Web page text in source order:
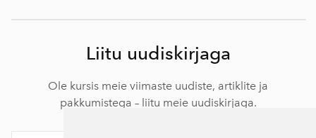
Liitu uudiskirjaga
Ole kursis meie viimaste uudiste, artiklite ja
pakkumistega – liitu meie uudiskirjaga.